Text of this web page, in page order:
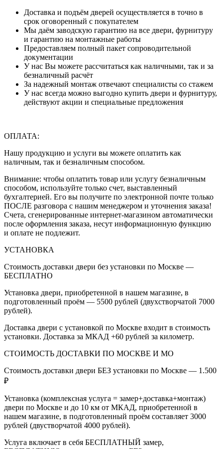
Доставка и подъём дверей осуществляется в точно в
срок оговоренный с покупателем
Мы даём заводскую гарантию на все двери, фурнитуру
и гарантию на монтажные работы
Предоставляем полный пакет сопроводительной
документации
У нас Вы можете рассчитаться как наличными, так и за
безналичный расчёт
За надежный монтаж отвечают специалисты со стажем
У нас всегда можно выгодно купить двери и фурнитуру,
действуют акции и специальные предложения
ОПЛАТА:
Нашу продукцию и услуги вы можете оплатить как
наличным, так и безналичным способом.
Внимание: чтобы оплатить товар или услугу безналичным
способом, используйте только счет, выставленный
бухгалтерией. Его вы получите по электронной почте только
ПОСЛЕ разговора с нашим менеджером и уточнения заказа!
Счета, сгенерированные интернет-магазином автоматически
после оформления заказа, несут информационную функцию
и оплате не подлежит.
УСТАНОВКА
Стоимость доставки двери без установки по Москве —
БЕСПЛАТНО
Установка двери, приобретенной в нашем магазине, в
подготовленный проём — 5500 рублей (двухстворчатой 7000
рублей).
Доставка двери с установкой по Москве входит в стоимость
установки. Доставка за МКАД +60 рублей за километр.
СТОИМОСТЬ ДОСТАВКИ ПО МОСКВЕ И МО
Стоимость доставки двери БЕЗ установки по Москве — 1.500
₽
Установка (комплексная услуга = замер+доставка+монтаж)
двери по Москве и до 10 км от МКАД, приобретенной в
нашем магазине, в подготовленный проём составляет 3000
рублей (двустворчатой 4000 рублей).
Услуга включает в себя БЕСПЛАТНЫЙ замер,